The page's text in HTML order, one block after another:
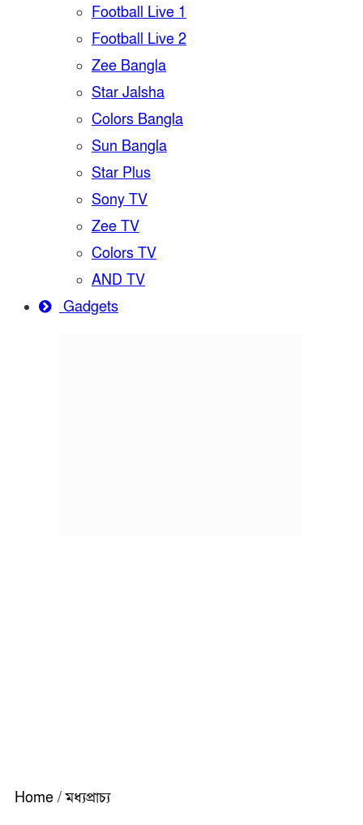
Football Live 1
Football Live 2
Zee Bangla
Star Jalsha
Colors Bangla
Sun Bangla
Star Plus
Sony TV
Zee TV
Colors TV
AND TV
Gadgets
Home / মধ্যপ্রাচ্য